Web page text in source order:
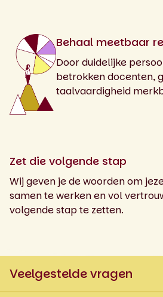
Behaal meetbaar
Door duidelijke
betrokken docenten,
taalvaardigheid
Zet die volgende stap
Wij geven je de woorden om
samen te werken en vol
volgende stap te zetten.
Veelgestelde vragen